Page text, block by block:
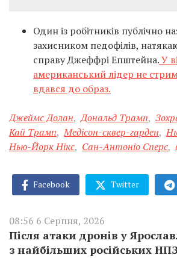
Один із робітників публічно
захисником педофілів,
справу Джеффрі Епштейна.У
американський лідер не
вдався до образ.
Джеймс Долан, Дональд Трамп,
Кай Трамп, Медісон-сквер-гарден,
Нью-Йорк Нікс, Сан-Антоніо Сперс,
Facebook Twitter
08:56 6 Серпня, 2026
Після атаки дронів у
з найбільших російських НПЗ